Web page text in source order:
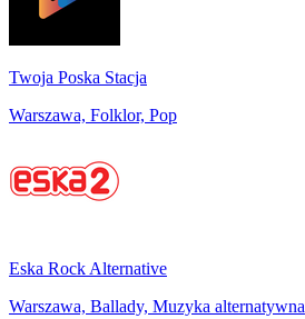
Twoja Poska Stacja
Warszawa, Folklor, Pop
Eska Rock Alternative
Warszawa, Ballady, Muzyka alternatywna